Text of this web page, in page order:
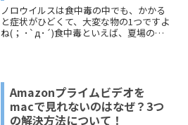
ノロウイルスは食中毒の中でも、かかる
と症状がひどくて、大変な物の1つですよ
ね(； ･`д･´)食中毒といえば、夏場のイ
Amazonプライムビデオを
macで見れないのはなぜ？3つ
の解決方法について！